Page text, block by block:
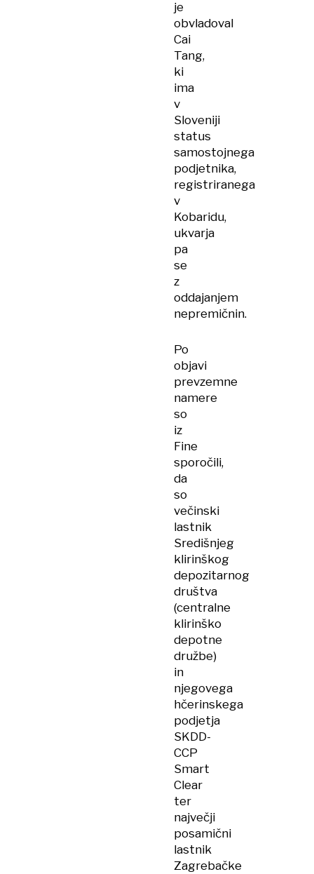
je
obvladoval
Cai
Tang,
ki
ima
v
Sloveniji
status
samostojnega
podjetnika,
registriranega
v
Kobaridu,
ukvarja
pa
se
z
oddajanjem
nepremičnin.
Po
objavi
prevzemne
namere
so
iz
Fine
sporočili,
da
so
večinski
lastnik
Središnjeg
klirinškog
depozitarnog
društva
(centralne
klirinško
depotne
družbe)
in
njegovega
hčerinskega
podjetja
SKDD-
CCP
Smart
Clear
ter
največji
posamični
lastnik
Zagrebačke